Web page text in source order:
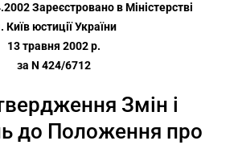
Зареєстровано в Міністерстві
Київ юстиції України
13 травня 2002 р.
за N 424/6712
Змін і
до Положення про